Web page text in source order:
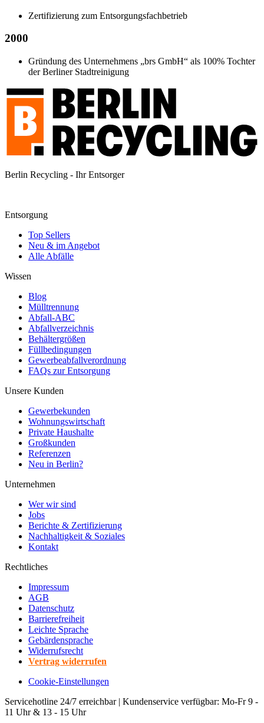
Zertifizierung zum Entsorgungsfachbetrieb
2000
Gründung des Unternehmens „brs GmbH“ als 100% Tochter
der Berliner Stadtreinigung
Berlin Recycling - Ihr Entsorger
Entsorgung
Top Sellers
Neu & im Angebot
Alle Abfälle
Wissen
Blog
Mülltrennung
Abfall-ABC
Abfallverzeichnis
Behältergrößen
Füllbedingungen
Gewerbeabfallverordnung
FAQs zur Entsorgung
Unsere Kunden
Gewerbekunden
Wohnungswirtschaft
Private Haushalte
Großkunden
Referenzen
Neu in Berlin?
Unternehmen
Wer wir sind
Jobs
Berichte & Zertifizierung
Nachhaltigkeit & Soziales
Kontakt
Rechtliches
Impressum
AGB
Datenschutz
Barrierefreiheit
Leichte Sprache
Gebärdensprache
Widerrufsrecht
Vertrag widerrufen
Cookie-Einstellungen
Servicehotline 24/7 erreichbar | Kundenservice verfügbar: Mo-Fr 9 -
11 Uhr & 13 - 15 Uhr